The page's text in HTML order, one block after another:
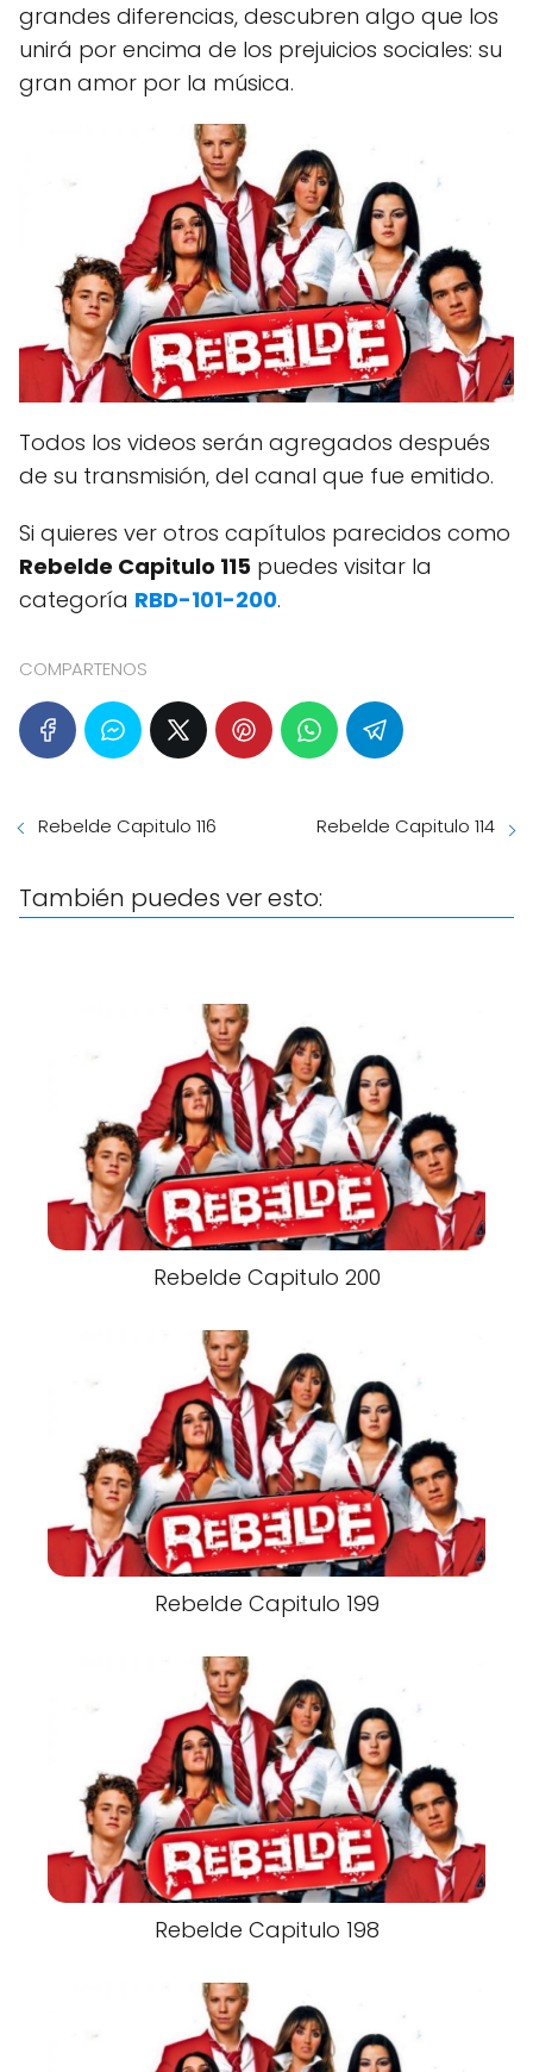
grandes diferencias, descubren algo que los
unirá por encima de los prejuicios sociales: su
gran amor por la música.
Todos los videos serán agregados después
de su transmisión, del canal que fue emitido.
Si quieres ver otros capítulos parecidos como
Rebelde Capitulo 115 puedes visitar la
categoría RBD-101-200.
COMPARTENOS
Rebelde Capitulo 116 Rebelde Capitulo 114
También puedes ver esto:
Rebelde Capitulo 200
Rebelde Capitulo 199
Rebelde Capitulo 198